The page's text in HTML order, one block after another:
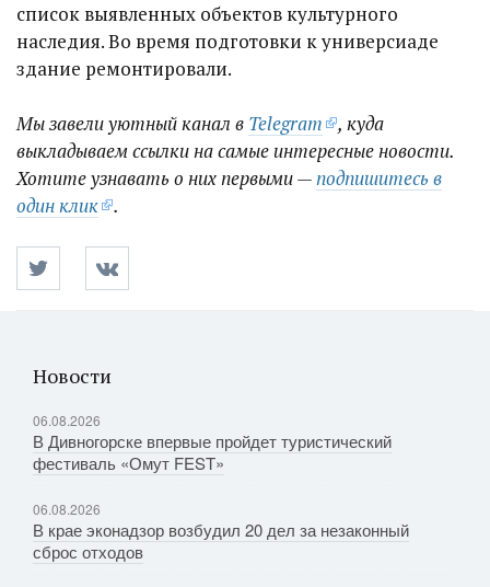
список выявленных объектов культурного
наследия. Во время подготовки к универсиаде
здание ремонтировали.
Мы завели уютный канал в Telegram
, куда
выкладываем ссылки на самые интересные новости.
Хотите узнавать о них первыми —подпишитесь в
один клик
.
Новости
06.08.2026
В Дивногорске впервые пройдет туристический
фестиваль «Омут FEST»
06.08.2026
В крае эконадзор возбудил 20 дел за незаконный
сброс отходов